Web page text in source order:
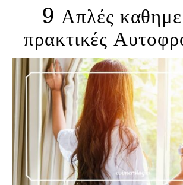
9 Απλές
πρακτικές